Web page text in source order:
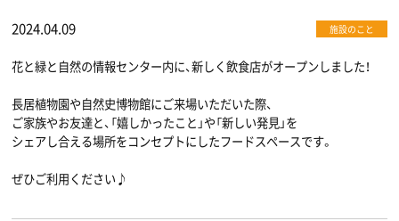
2024.04.09 施設のこと
花と緑と自然の情報センター内に、新しく飲食店がオープンしました！
長居植物園や自然史博物館にご来場いただいた際、
ご家族やお友達と、「嬉しかったこと」や「新しい発見」を
シェアし合える場所をコンセプトにしたフードスペースです。
ぜひご利用ください♪